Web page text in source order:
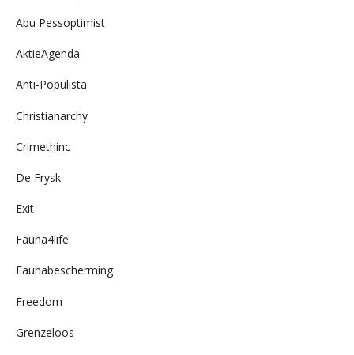
Abu Pessoptimist
AktieAgenda
Anti-Populista
Christianarchy
Crimethinc
De Frysk
Exit
Fauna4life
Faunabescherming
Freedom
Grenzeloos